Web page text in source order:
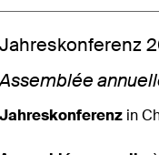
Jahreskonferenz
Assemblée
Jahreskonferenz in